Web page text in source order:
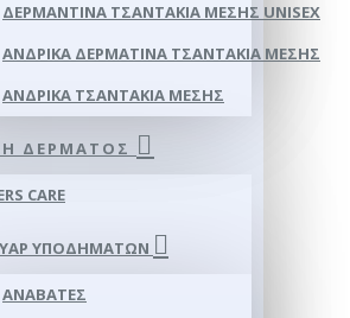
ΔΕΡΜΆΝΤΙΝΑ ΤΣΑΝΤΆΚΙΑ ΜΈΣΗΣ UNISEX
ΑΝΔΡΙΚΆ ΔΕΡΜΆΤΙΝΑ ΤΣΑΝΤΆΚΙΑ ΜΈΣΗΣ
ΑΝΔΡΙΚΆ ΤΣΑΝΤΆΚΙΑ ΜΈΣΗΣ
ΔΈΡΜΑΤΟΣ
CARE
ΥΠΟΔΗΜΆΤΩΝ
ΑΝΑΒΆΤΕΣ